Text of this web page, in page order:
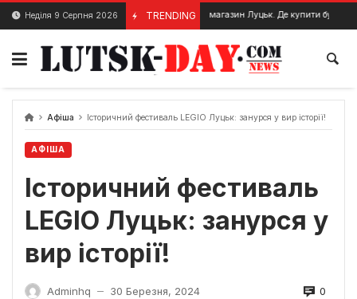
Skip
content
Неділя 9 Серпня 2026 TRENDING
3 Січня, 2024 Будівельний магазин Луцьк. Де купити будматеріали в
Афіша Історичний фестиваль LEGIO Луцьк: занурся у вир історії!
АФІША
Історичний фестиваль
LEGIO Луцьк: занурся у
вир історії!
Adminhq — 30 Березня, 2024 0